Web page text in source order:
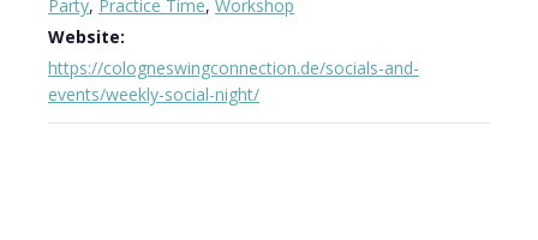
Party, Practice Time, Workshop
Website:
https://cologneswingconnection.de/socials-and-
events/weekly-social-night/